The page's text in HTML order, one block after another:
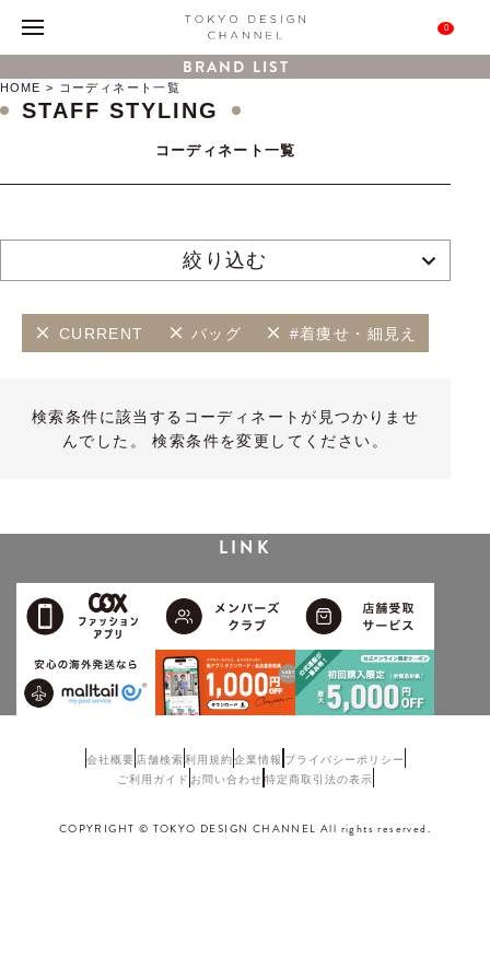
0
BRAND LIST
HOME コーディネート一覧
STAFF STYLING
コーディネート一覧
絞り込む
CURRENT バッグ #着痩せ・細見え
検索条件に該当するコーディネートが見つかりませ
んでした。 検索条件を変更してください。
LINK
会社概要 店舗検索利用規約企業情報 プライバシーポリシー
ご利用ガイド お問い合わせ 特定商取引法の表示
COPYRIGHT © TOKYO DESIGN CHANNEL All rights reserved.